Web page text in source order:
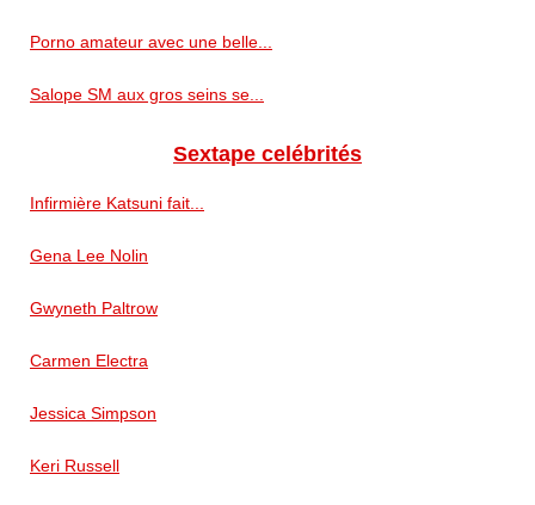
Porno amateur avec une belle...
Salope SM aux gros seins se...
Sextape celébrités
Infirmière Katsuni fait...
Gena Lee Nolin
Gwyneth Paltrow
Carmen Electra
Jessica Simpson
Keri Russell